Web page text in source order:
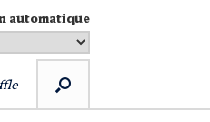
automatique